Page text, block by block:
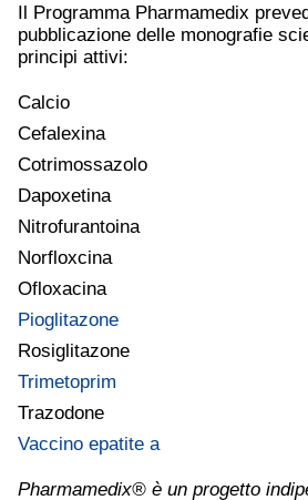
Il Programma Pharmamedix
pubblicazione delle monografie
principi attivi:
Calcio
Cefalexina
Cotrimossazolo
Dapoxetina
Nitrofurantoina
Norfloxcina
Ofloxacina
Pioglitazone
Rosiglitazone
Trimetoprim
Trazodone
Vaccino epatite a
Pharmamedix® è un progetto